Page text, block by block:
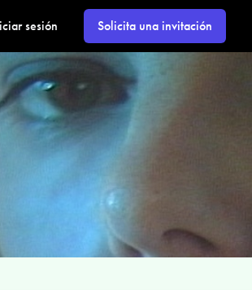
sesión Solicita una invitación